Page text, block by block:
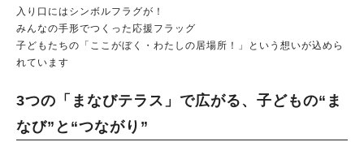
入り口にはシンボルフラグが！
みんなの手形でつくった応援フラッグ
子どもたちの「ここがぼく・わたしの居場所！」という想いが込めら
れています
3つの「まなびテラス」で広がる、子どもの“ま
なび”と“つながり”